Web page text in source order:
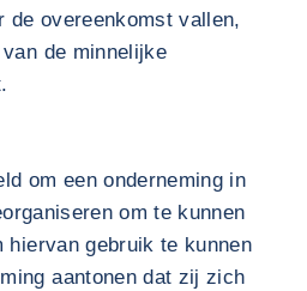
de overeenkomst vallen,
de minnelijke
om een onderneming in
om te kunnen
hiervan gebruik te kunnen
aantonen dat zij zich